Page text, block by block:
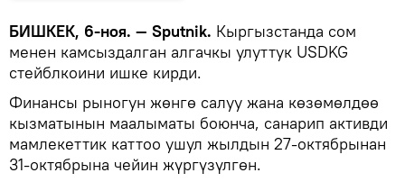
БИШКЕК, 6-ноя. — Sputnik. Кыргызстанда сом
менен камсыздалган алгачкы улуттук USDKG
стейблкоини ишке кирди.
Финансы рыногун жөнгө салуу жана көзөмөлдөө
кызматынын маалыматы боюнча, санарип активди
мамлекеттик каттоо ушул жылдын 27-октябрынан
31-октябрына чейин жүргүзүлгөн.